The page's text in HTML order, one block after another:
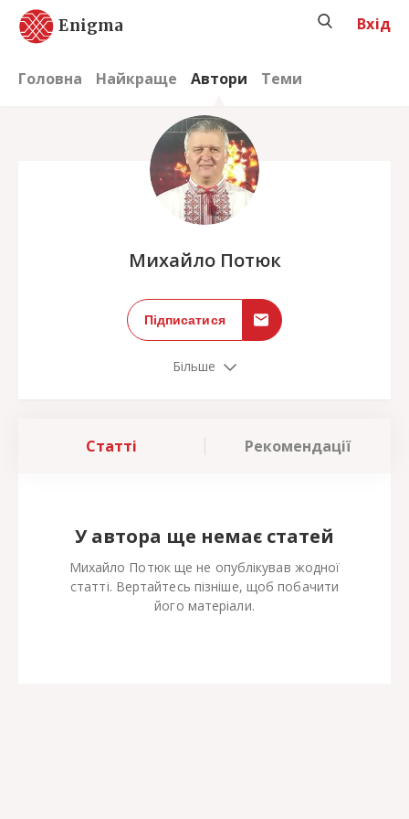
Enigma
Головна Найкраще Автори Теми
Вхід
Михайло Потюк
Підписатися
Більше
Статті Рекомендації
У автора ще немає статей
Михайло Потюк ще не опублікував жодної
статті. Вертайтесь пізніше, щоб побачити
його матеріали.